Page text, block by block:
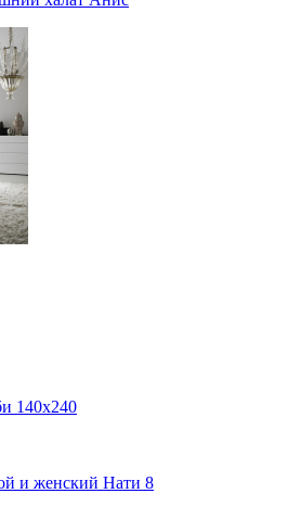
140х240
и женский Нати 8